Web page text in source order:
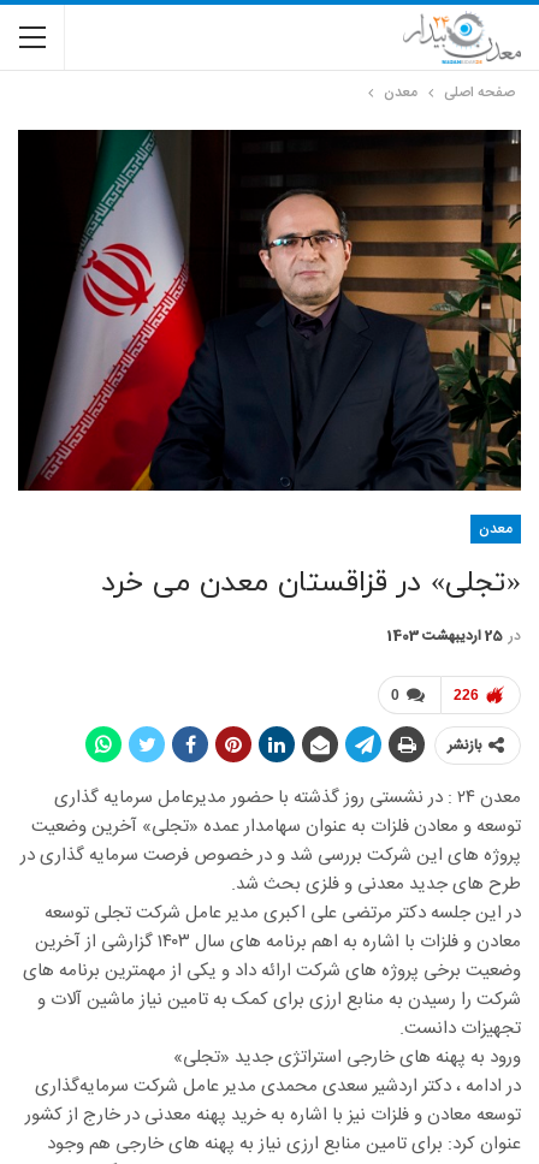
صفحه اصلی معدن
معدن
«تجلی» در قزاقستان معدن می خرد
در 25 اردیبهشت 1403
0 226
بازنشر
معدن ۲۴ : در نشستی روز گذشته با حضور مدیرعامل سرمایه گذاری
توسعه و معادن فلزات به عنوان سهامدار عمده «تجلی» آخرین وضعیت
پروژه های این شرکت بررسی شد و در خصوص فرصت سرمایه گذاری در
طرح های جدید معدنی و فلزی بحث شد.
در این جلسه دکتر مرتضی علی اکبری مدیر عامل شرکت تجلی توسعه
معادن و فلزات با اشاره به اهم برنامه های سال ۱۴۰۳ گزارشی از آخرین
وضعیت برخی پروژه های شرکت ارائه داد و یکی از مهمترین برنامه های
شرکت را رسیدن به منابع ارزی برای کمک به تامین نیاز ماشین آلات و
تجهیزات دانست.
ورود به پهنه های خارجی استراتژی جدید «تجلی»
در ادامه ، دکتر اردشیر سعدی محمدی مدیر عامل شرکت سرمایه‌گذاری
توسعه معادن و فلزات نیز با اشاره به خرید پهنه معدنی در خارج از کشور
عنوان کرد: برای تامین منابع ارزی نیاز به پهنه های خارجی هم وجود